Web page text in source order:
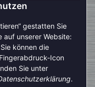
gestatten Sie
auf unserer Website:
können die
Icon
Sie unter
.
zu verlängerten
Sie außerdem,